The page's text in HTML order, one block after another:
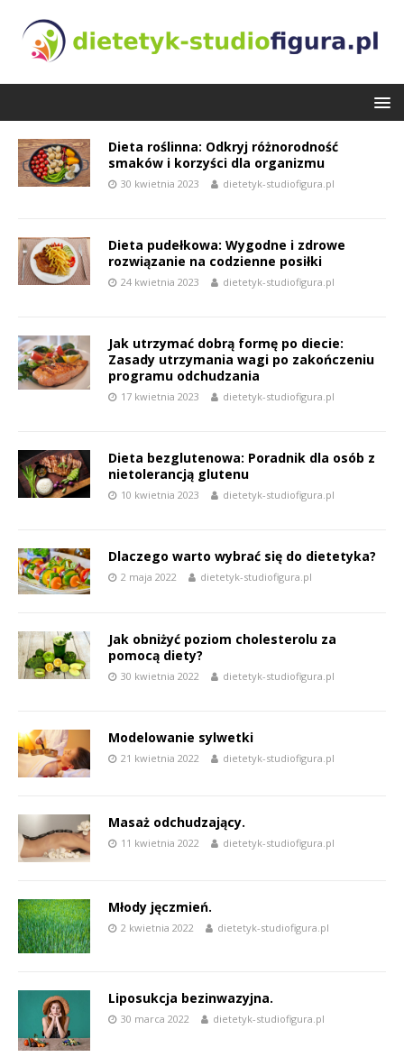
Dieta roślinna: Odkryj różnorodność
smaków i korzyści dla organizmu
30 kwietnia 2023 dietetyk-studiofigura.pl
Dieta pudełkowa: Wygodne i zdrowe
rozwiązanie na codzienne posiłki
24 kwietnia 2023 dietetyk-studiofigura.pl
Jak utrzymać dobrą formę po diecie:
Zasady utrzymania wagi po zakończeniu
programu odchudzania
17 kwietnia 2023 dietetyk-studiofigura.pl
Dieta bezglutenowa: Poradnik dla osób z
nietolerancją glutenu
10 kwietnia 2023 dietetyk-studiofigura.pl
Dlaczego warto wybrać się do dietetyka?
2 maja 2022 dietetyk-studiofigura.pl
Jak obniżyć poziom cholesterolu za
pomocą diety?
30 kwietnia 2022 dietetyk-studiofigura.pl
Modelowanie sylwetki
21 kwietnia 2022 dietetyk-studiofigura.pl
Masaż odchudzający.
11 kwietnia 2022 dietetyk-studiofigura.pl
Młody jęczmień.
2 kwietnia 2022 dietetyk-studiofigura.pl
Liposukcja bezinwazyjna.
30 marca 2022 dietetyk-studiofigura.pl